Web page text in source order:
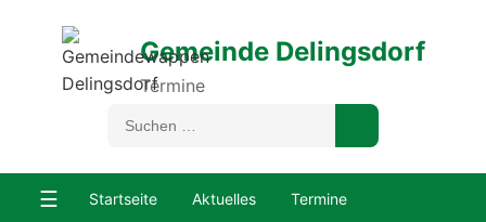
Gemeinde Delingsdorf
Termine
☰ Startseite Aktuelles Termine